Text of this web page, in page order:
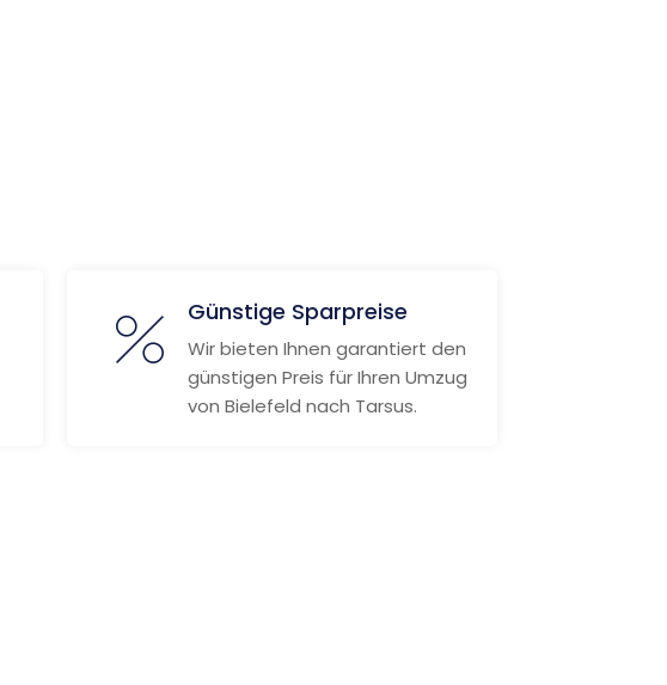
Günstige Sparpreise
Wir bieten Ihnen garantiert den
günstigen Preis für Ihren Umzug
von Bielefeld nach Tarsus.